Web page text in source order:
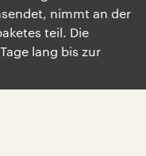
nimmt an der
teil. Die
lang bis zur